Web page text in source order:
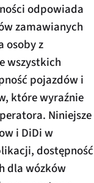
odpowiada
zamawianych
osoby z
wszystkich
pojazdów i
które wyraźnie
Niniejsze
i DiDi w
dostępność
dla wózków